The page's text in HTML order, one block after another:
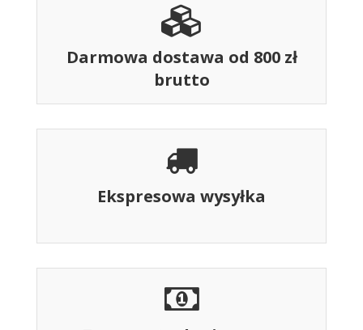
Darmowa dostawa od 800 zł
brutto
Ekspresowa wysyłka